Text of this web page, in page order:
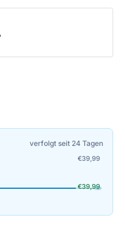
verfolgt seit 24 Tagen
€39,99
€39,99